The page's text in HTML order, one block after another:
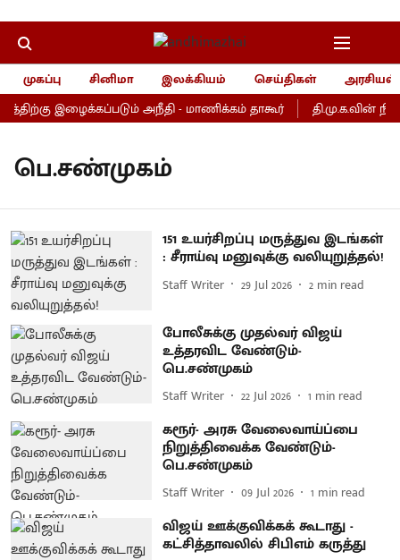
முகப்பு சினிமா இலக்கியம் செய்திகள்
அரசியல்
இழைக்கப்படும் அநீதி - மாணிக்கம் தாகூர்
தி.மு.க.வின்
பெ.சண்முகம்
151 உயர்சிறப்பு மருத்துவ இடங்கள்
: சீராய்வு மனுவுக்கு வலியுறுத்தல்!
Staff Writer 29 Jul 2026 2 min read
போலீசுக்கு முதல்வர் விஜய்
உத்தரவிட வேண்டும்-
பெ.சண்முகம்
Staff Writer 22 Jul 2026 1 min read
கரூர்- அரசு வேலைவாய்ப்பை
நிறுத்திவைக்க வேண்டும்-
பெ.சண்முகம்
Staff Writer 09 Jul 2026 1 min read
விஜய் ஊக்குவிக்கக் கூடாது -
கட்சித்தாவலில் சிபிஎம் கருத்து